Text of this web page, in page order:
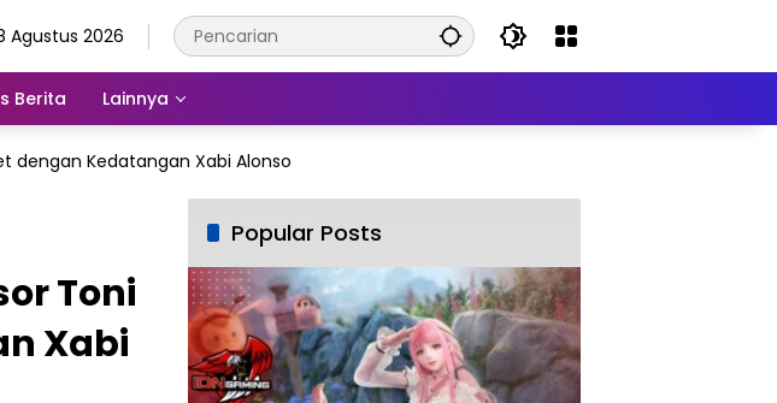
Agustus 2026
Berita Lainnya
dengan Kedatangan Xabi Alonso
Toni
Xabi
Popular Posts